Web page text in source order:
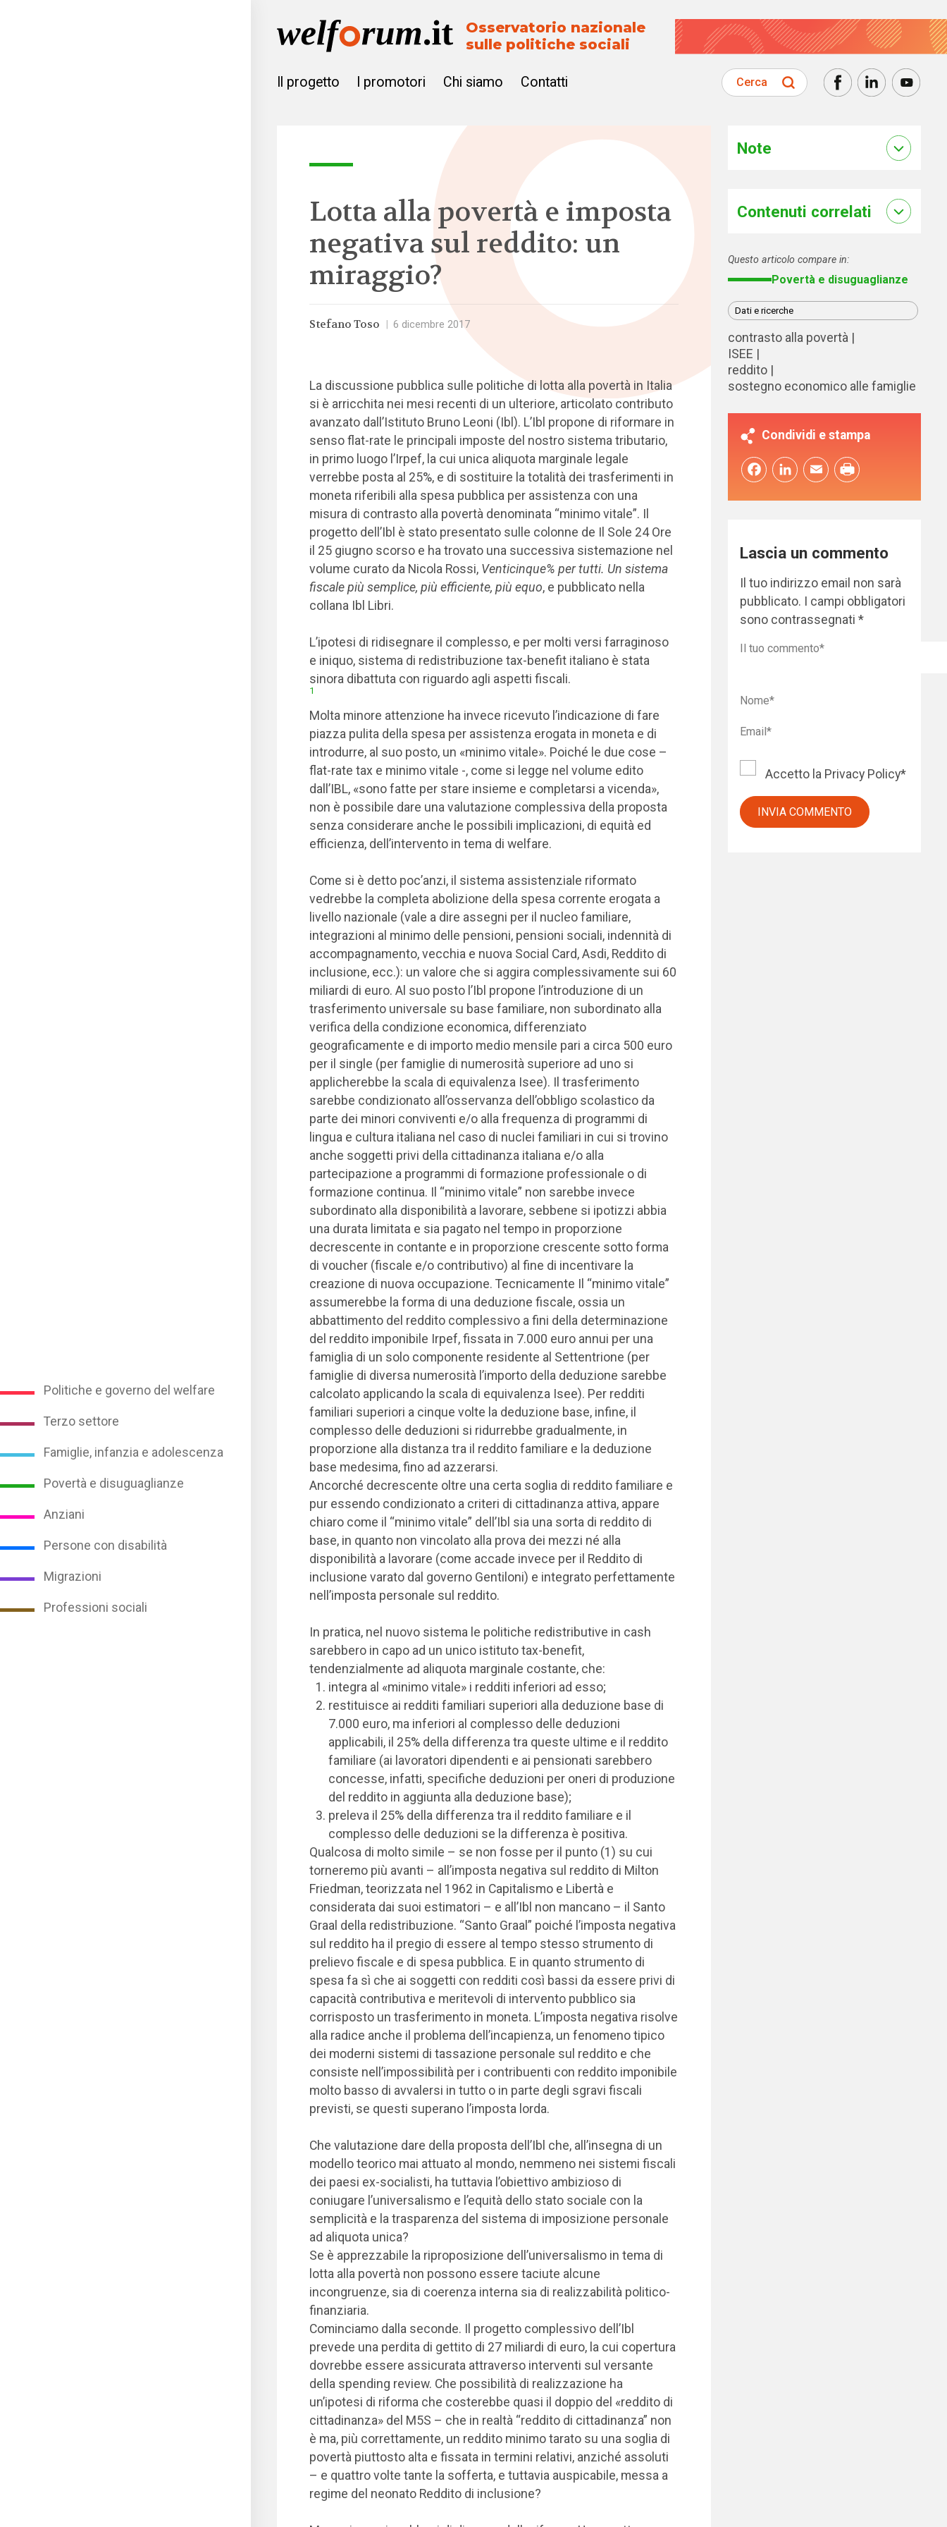
Politiche e governo del welfare
Terzo settore
Famiglie, infanzia e adolescenza
Povertà e disuguaglianze
Anziani
Persone con disabilità
Migrazioni
Professioni sociali
Osservatorio nazionale
sulle politiche sociali
Il progetto I promotori Chi siamo Contatti Cerca
Lotta alla povertà e imposta
negativa sul reddito: un
miraggio?
Stefano Toso 6 dicembre 2017
La discussione pubblica sulle politiche di lotta alla povertà in Italia
si è arricchita nei mesi recenti di un ulteriore, articolato contributo
avanzato dall’Istituto Bruno Leoni (Ibl). L’Ibl propone di riformare in
senso flat-rate le principali imposte del nostro sistema tributario,
in primo luogo l’Irpef, la cui unica aliquota marginale legale
verrebbe posta al 25%, e di sostituire la totalità dei trasferimenti in
moneta riferibili alla spesa pubblica per assistenza con una
misura di contrasto alla povertà denominata “minimo vitale”. Il
progetto dell’Ibl è stato presentato sulle colonne de Il Sole 24 Ore
il 25 giugno scorso e ha trovato una successiva sistemazione nel
volume curato da Nicola Rossi, Venticinque% per tutti. Un sistema
fiscale più semplice, più efficiente, più equo, e pubblicato nella
collana Ibl Libri.
L’ipotesi di ridisegnare il complesso, e per molti versi farraginoso
e iniquo, sistema di redistribuzione tax-benefit italiano è stata
sinora dibattuta con riguardo agli aspetti fiscali.
1
Molta minore attenzione ha invece ricevuto l’indicazione di fare
piazza pulita della spesa per assistenza erogata in moneta e di
introdurre, al suo posto, un «minimo vitale». Poiché le due cose –
flat-rate tax e minimo vitale -, come si legge nel volume edito
dall’IBL, «sono fatte per stare insieme e completarsi a vicenda»,
non è possibile dare una valutazione complessiva della proposta
senza considerare anche le possibili implicazioni, di equità ed
efficienza, dell’intervento in tema di welfare.
Come si è detto poc’anzi, il sistema assistenziale riformato
vedrebbe la completa abolizione della spesa corrente erogata a
livello nazionale (vale a dire assegni per il nucleo familiare,
integrazioni al minimo delle pensioni, pensioni sociali, indennità di
accompagnamento, vecchia e nuova Social Card, Asdi, Reddito di
inclusione, ecc.): un valore che si aggira complessivamente sui 60
miliardi di euro. Al suo posto l’Ibl propone l’introduzione di un
trasferimento universale su base familiare, non subordinato alla
verifica della condizione economica, differenziato
geograficamente e di importo medio mensile pari a circa 500 euro
per il single (per famiglie di numerosità superiore ad uno si
applicherebbe la scala di equivalenza Isee). Il trasferimento
sarebbe condizionato all’osservanza dell’obbligo scolastico da
parte dei minori conviventi e/o alla frequenza di programmi di
lingua e cultura italiana nel caso di nuclei familiari in cui si trovino
anche soggetti privi della cittadinanza italiana e/o alla
partecipazione a programmi di formazione professionale o di
formazione continua. Il “minimo vitale” non sarebbe invece
subordinato alla disponibilità a lavorare, sebbene si ipotizzi abbia
una durata limitata e sia pagato nel tempo in proporzione
decrescente in contante e in proporzione crescente sotto forma
di voucher (fiscale e/o contributivo) al fine di incentivare la
creazione di nuova occupazione. Tecnicamente Il “minimo vitale”
assumerebbe la forma di una deduzione fiscale, ossia un
abbattimento del reddito complessivo a fini della determinazione
del reddito imponibile Irpef, fissata in 7.000 euro annui per una
famiglia di un solo componente residente al Settentrione (per
famiglie di diversa numerosità l’importo della deduzione sarebbe
calcolato applicando la scala di equivalenza Isee). Per redditi
familiari superiori a cinque volte la deduzione base, infine, il
complesso delle deduzioni si ridurrebbe gradualmente, in
proporzione alla distanza tra il reddito familiare e la deduzione
base medesima, fino ad azzerarsi.
Ancorché decrescente oltre una certa soglia di reddito familiare e
pur essendo condizionato a criteri di cittadinanza attiva, appare
chiaro come il “minimo vitale” dell’Ibl sia una sorta di reddito di
base, in quanto non vincolato alla prova dei mezzi né alla
disponibilità a lavorare (come accade invece per il Reddito di
inclusione varato dal governo Gentiloni) e integrato perfettamente
nell’imposta personale sul reddito.
In pratica, nel nuovo sistema le politiche redistributive in cash
sarebbero in capo ad un unico istituto tax-benefit,
tendenzialmente ad aliquota marginale costante, che:
integra al «minimo vitale» i redditi inferiori ad esso;
restituisce ai redditi familiari superiori alla deduzione base di
7.000 euro, ma inferiori al complesso delle deduzioni
applicabili, il 25% della differenza tra queste ultime e il reddito
familiare (ai lavoratori dipendenti e ai pensionati sarebbero
concesse, infatti, specifiche deduzioni per oneri di produzione
del reddito in aggiunta alla deduzione base);
preleva il 25% della differenza tra il reddito familiare e il
complesso delle deduzioni se la differenza è positiva.
Qualcosa di molto simile – se non fosse per il punto (1) su cui
torneremo più avanti – all’imposta negativa sul reddito di Milton
Friedman, teorizzata nel 1962 in Capitalismo e Libertà e
considerata dai suoi estimatori – e all’Ibl non mancano – il Santo
Graal della redistribuzione. “Santo Graal” poiché l’imposta negativa
sul reddito ha il pregio di essere al tempo stesso strumento di
prelievo fiscale e di spesa pubblica. E in quanto strumento di
spesa fa sì che ai soggetti con redditi così bassi da essere privi di
capacità contributiva e meritevoli di intervento pubblico sia
corrisposto un trasferimento in moneta. L’imposta negativa risolve
alla radice anche il problema dell’incapienza, un fenomeno tipico
dei moderni sistemi di tassazione personale sul reddito e che
consiste nell’impossibilità per i contribuenti con reddito imponibile
molto basso di avvalersi in tutto o in parte degli sgravi fiscali
previsti, se questi superano l’imposta lorda.
Che valutazione dare della proposta dell’Ibl che, all’insegna di un
modello teorico mai attuato al mondo, nemmeno nei sistemi fiscali
dei paesi ex-socialisti, ha tuttavia l’obiettivo ambizioso di
coniugare l’universalismo e l’equità dello stato sociale con la
semplicità e la trasparenza del sistema di imposizione personale
ad aliquota unica?
Se è apprezzabile la riproposizione dell’universalismo in tema di
lotta alla povertà non possono essere taciute alcune
incongruenze, sia di coerenza interna sia di realizzabilità politico-
finanziaria.
Cominciamo dalla seconde. Il progetto complessivo dell’Ibl
prevede una perdita di gettito di 27 miliardi di euro, la cui copertura
dovrebbe essere assicurata attraverso interventi sul versante
della spending review. Che possibilità di realizzazione ha
un’ipotesi di riforma che costerebbe quasi il doppio del «reddito di
cittadinanza» del M5S – che in realtà “reddito di cittadinanza” non
è ma, più correttamente, un reddito minimo tarato su una soglia di
povertà piuttosto alta e fissata in termini relativi, anziché assoluti
– e quattro volte tante la sofferta, e tuttavia auspicabile, messa a
regime del neonato Reddito di inclusione?
Note
Contenuti correlati
Questo articolo compare in:
Povertà e disuguaglianze
Dati e ricerche
contrasto alla povertà
ISEE
reddito
sostegno economico alle famiglie
Condividi e stampa
FacebookLinkedInEmail
Lascia un commento
Il tuo indirizzo email non sarà
pubblicato.
I campi obbligatori
sono contrassegnati*
Accetto la Privacy Policy*